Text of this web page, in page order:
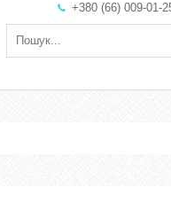
+380 (66) 009-01-